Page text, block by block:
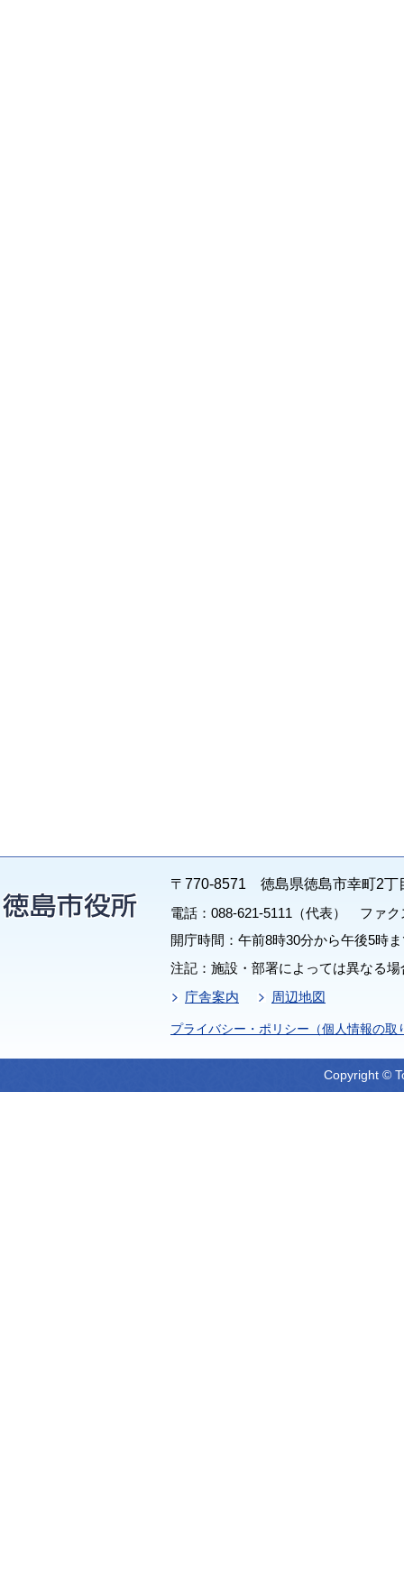
〒770-8571 徳島県徳島市幸町2丁
電話：088-621-5111（代表） ファク
開庁時間：午前8時30分から午後5時
注記：施設・部署によっては異なる
庁舎案内
周辺地図
プライバシー・ポリシー（個人情報の取
Copyright ©